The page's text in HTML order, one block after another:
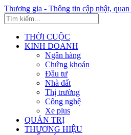
Thương gia - Thông tin cập nhật,
THỜI CUỘC
KINH DOANH
Ngân hàng
Chứng khoán
Đầu tư
Nhà đất
Thị trường
Công nghệ
Xe plus
QUẢN TRỊ
THƯƠNG HIỆU